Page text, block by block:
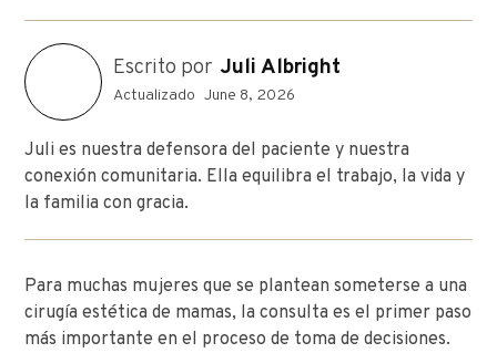
Escrito por Juli Albright
Actualizado June 8, 2026
Juli es nuestra defensora del paciente y nuestra
conexión comunitaria. Ella equilibra el trabajo, la vida y
la familia con gracia.
Para muchas mujeres que se plantean someterse a una
cirugía estética de mamas, la consulta es el primer paso
más importante en el proceso de toma de decisiones.